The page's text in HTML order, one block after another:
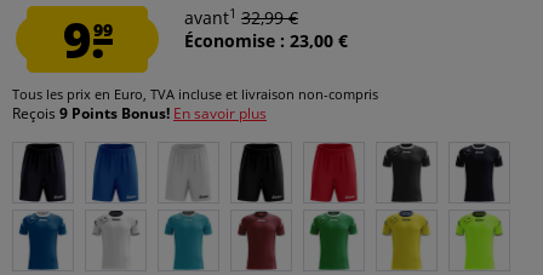
9.99
avant1 32,99 €
Économise : 23,00 €
Tous les prix en Euro, TVA incluse et livraison non-compris
Reçois 9 Points Bonus! En savoir plus